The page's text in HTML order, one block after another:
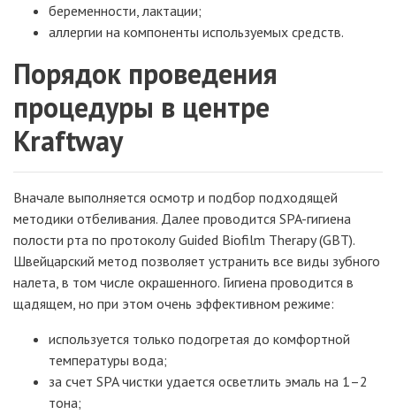
беременности, лактации;
аллергии на компоненты используемых средств.
Порядок проведения
процедуры в центре
Kraftway
Вначале выполняется осмотр и подбор подходящей
методики отбеливания. Далее проводится SPA-гигиена
полости рта по протоколу Guided Biofilm Therapy (GBT).
Швейцарский метод позволяет устранить все виды зубного
налета, в том числе окрашенного. Гигиена проводится в
щадящем, но при этом очень эффективном режиме:
используется только подогретая до комфортной
температуры вода;
за счет SPA чистки удается осветлить эмаль на 1–2
тона;